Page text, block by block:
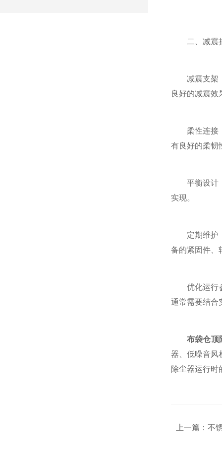
二、减震
减震支架：
良好的减震效
柔性连接：
有良好的柔韧
平衡设计：
实现。
定期维护：
备的紧固件、
优化运行参
通常需要结合
布袋仓顶
器、低噪音风
除尘器运行时
上一篇： 不